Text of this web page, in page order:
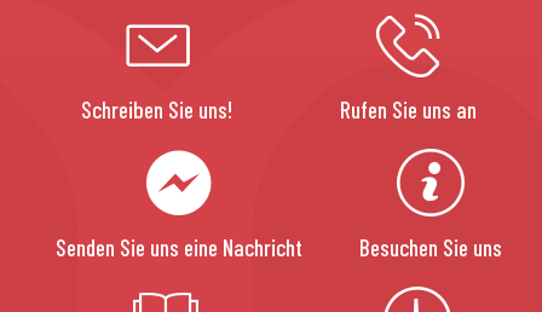
Schreiben Sie uns! Rufen Sie uns an
Senden Sie uns eine Nachricht Besuchen Sie uns